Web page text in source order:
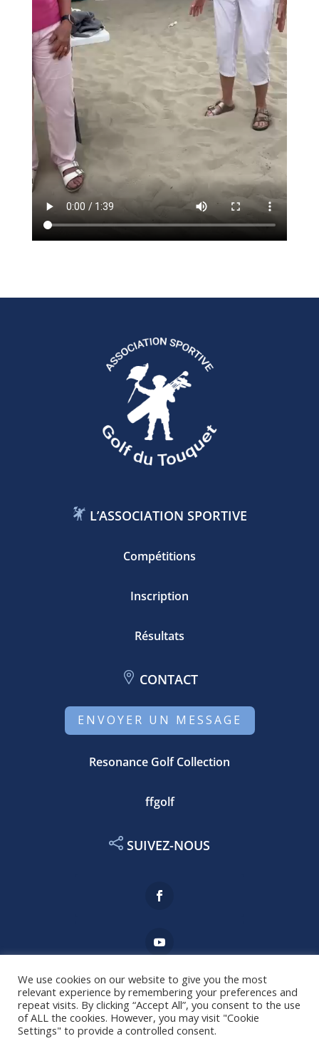
L’ASSOCIATION SPORTIVE
Compétitions
Inscription
Résultats
CONTACT
ENVOYER UN MESSAGE
Resonance Golf Collection
ffgolf
SUIVEZ-NOUS
Mentions légales
We use cookies on our website to give you the most
relevant experience by remembering your preferences and
repeat visits. By clicking “Accept All”, you consent to the use
of ALL the cookies. However, you may visit "Cookie
Settings" to provide a controlled consent.